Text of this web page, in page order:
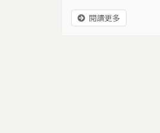
會不會成為后里的痛？
閱讀更多